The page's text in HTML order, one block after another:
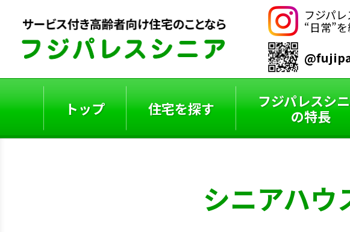
フジパ
“日常”を
トップ 住宅を探す
フジパレスシ
の特長
サポーター
スタッフイ
シニアハウ